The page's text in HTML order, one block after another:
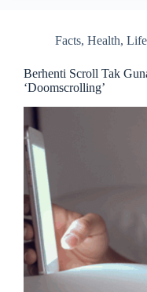
Facts, Health,
Berhenti Scroll Tak
‘Doomscrolling’